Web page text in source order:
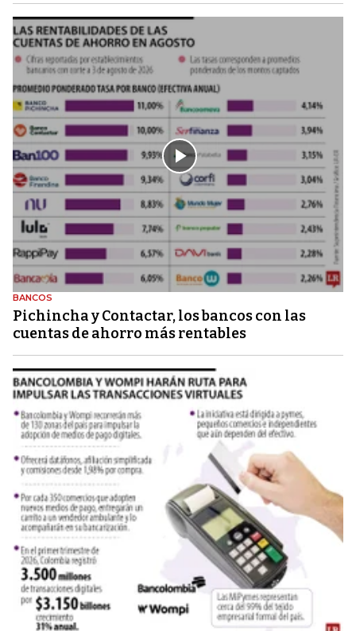
BANCOS
Pichincha y Contactar, los bancos con las
cuentas de ahorro más rentables